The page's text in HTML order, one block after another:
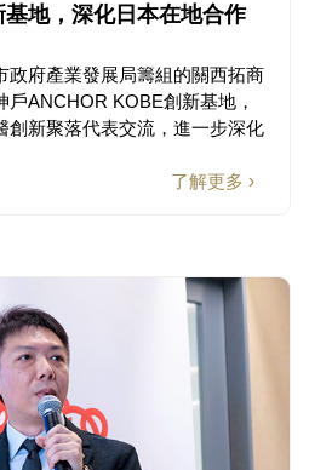
地，深化日本在地合作
政府產業發展局籌組的關西拓商
ANCHOR KOBE創新基地，
創新聚落代表交流，進一步深化
了解更多 ›